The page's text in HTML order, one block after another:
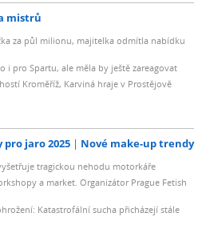
mistrů
za půl milionu, majitelka odmítla nabídku
i pro Spartu, ale měla by ještě zareagovat
Kroměříž, Karviná hraje v Prostějově
jaro 2025 Nové make-up trendy
tragickou nehodu motorkáře
a market. Organizátor Prague Fetish
Katastrofální sucha přicházejí stále